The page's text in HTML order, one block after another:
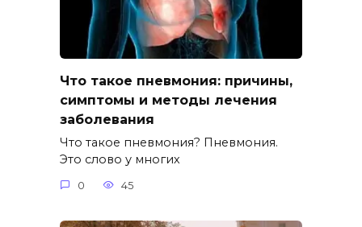
Что такое пневмония: причины,
симптомы и методы лечения
заболевания
Что такое пневмония? Пневмония.
Это слово у многих
0 45